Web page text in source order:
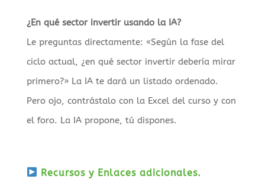
¿En qué sector invertir usando la IA?
Le preguntas directamente: «Según la fase del
ciclo actual, ¿en qué sector invertir debería mirar
primero?» La IA te dará un listado ordenado.
Pero ojo, contrástalo con la Excel del curso y con
el foro. La IA propone, tú dispones.
Recursos y Enlaces adicionales.